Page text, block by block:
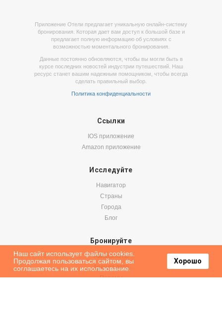
Приложение Отели предлагает уникальную онлайн-систему
бронирования. Которая дает вам доступ к большой базе и
предлагает полную информацию об условиях с
возможностью моментального бронирования.
Данные постоянно обновляются, чтобы вы могли быть в
курсе последних новостей индустрии путешествий. Наш
ресурс станет вашим надежным помощником, чтобы всегда
сделать правильный выбор.
Политика конфиденциальности
Ссылки
IOS приложение
Amazon приложение
Исследуйте
Навигатор
Страны
Города
Блог
Бронируйте
Авиабилеты
Аренда авто
Паромы
Наш сайт использует файлы cookies.
Продолжая пользоваться сайтом, вы
соглашаетесь на их использование.
Хорошо